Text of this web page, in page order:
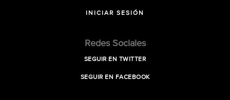
INICIAR SESIÓN
Redes Sociales
SEGUIR EN TWITTER
SEGUIR EN FACEBOOK